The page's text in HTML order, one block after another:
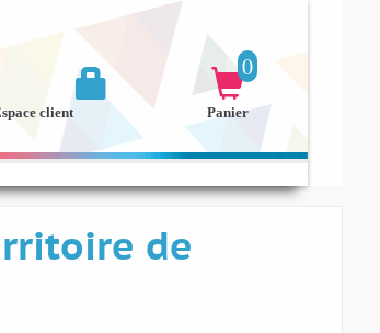
0

Panier

client
de